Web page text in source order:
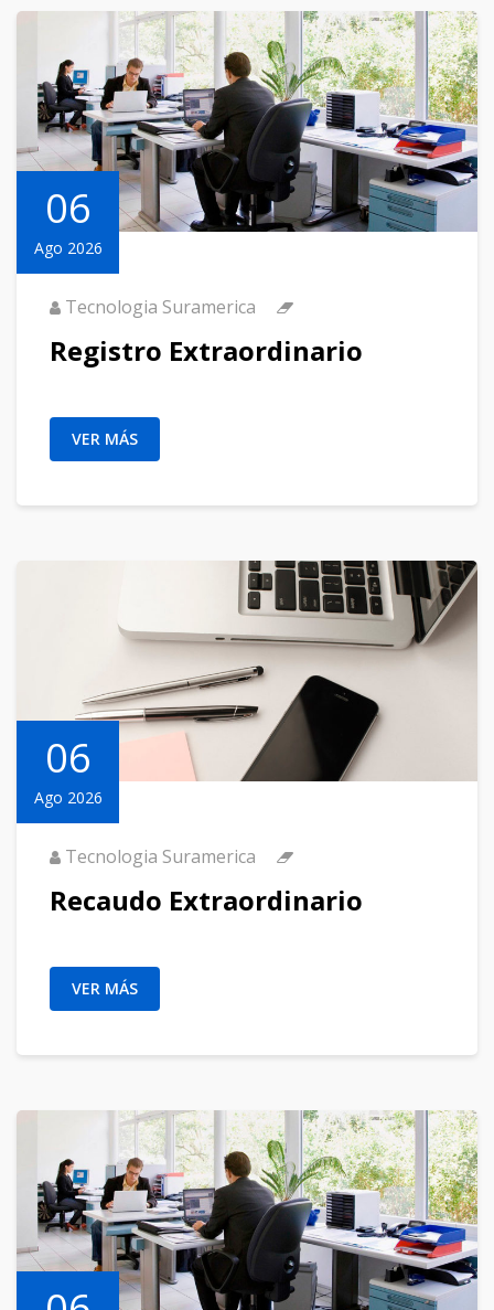
06
Ago 2026
Tecnologia Suramerica
Registro Extraordinario
VER MÁS
06
Ago 2026
Tecnologia Suramerica
Recaudo Extraordinario
VER MÁS